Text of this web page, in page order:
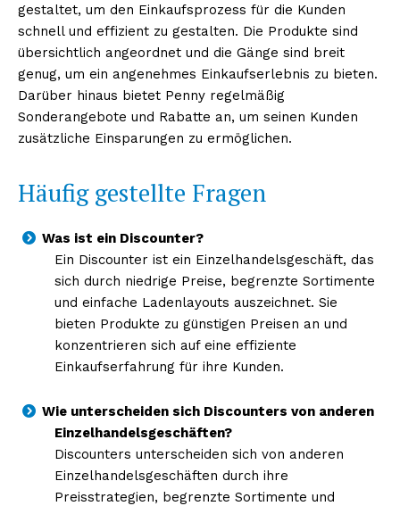
gestaltet, um den Einkaufsprozess für die Kunden
schnell und effizient zu gestalten. Die Produkte sind
übersichtlich angeordnet und die Gänge sind breit
genug, um ein angenehmes Einkaufserlebnis zu bieten.
Darüber hinaus bietet Penny regelmäßig
Sonderangebote und Rabatte an, um seinen Kunden
zusätzliche Einsparungen zu ermöglichen.
Häufig gestellte Fragen
Was ist ein Discounter?
Ein Discounter ist ein Einzelhandelsgeschäft, das
sich durch niedrige Preise, begrenzte Sortimente
und einfache Ladenlayouts auszeichnet. Sie
bieten Produkte zu günstigen Preisen an und
konzentrieren sich auf eine effiziente
Einkaufserfahrung für ihre Kunden.
Wie unterscheiden sich Discounters von anderen
Einzelhandelsgeschäften?
Discounters unterscheiden sich von anderen
Einzelhandelsgeschäften durch ihre
Preisstrategien, begrenzte Sortimente und